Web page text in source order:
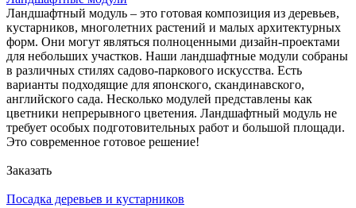
Ландшафтный модуль – это готовая композиция из деревьев,
кустарников, многолетних растений и малых архитектурных
форм. Они могут являться полноценными дизайн-проектами
для небольших участков. Наши ландшафтные модули собраны
в различных стилях садово-паркового искусства. Есть
варианты подходящие для японского, скандинавского,
английского сада. Несколько модулей представлены как
цветники непрерывного цветения. Ландшафтный модуль не
требует особых подготовительных работ и большой площади.
Это современное готовое решение!
Заказать
Посадка деревьев и кустарников